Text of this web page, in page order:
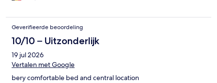
ontbijt. Voor de rest ruime keuze en het was een lekker ontbijt.
Geverifieerde beoordeling
10/10 – Uitzonderlijk
19 jul 2026
Vertalen met Google
bery comfortable bed and central location